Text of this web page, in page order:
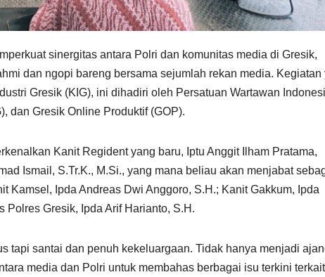
sinergitas antara Polri dan komunitas media di Gresik,
dan ngopi bareng bersama sejumlah rekan media. Kegiatan
Gresik (KIG), ini dihadiri oleh Persatuan Wartawan
dan Gresik Online Produktif (GOP).
Kanit Regident yang baru, Iptu Anggit Ilham Pratama,
Ismail, S.Tr.K., M.Si., yang mana beliau akan menjabat
Kamsel, Ipda Andreas Dwi Anggoro, S.H.; Kanit Gakkum, Ipda
Polres Gresik, Ipda Arif Harianto, S.H.
tapi santai dan penuh kekeluargaan. Tidak hanya menjadi
media dan Polri untuk membahas berbagai isu terkini terkait